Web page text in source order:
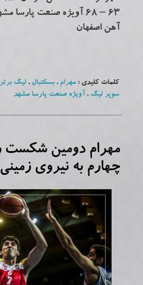
آهن اصفهان
کلمات کلیدی :مهرام,بسکتبال,لیگ برتر
سوپر لیگ,آویژه صنعت پارسا مشهد
مهرام دومین شکست
چهارم به نیروی